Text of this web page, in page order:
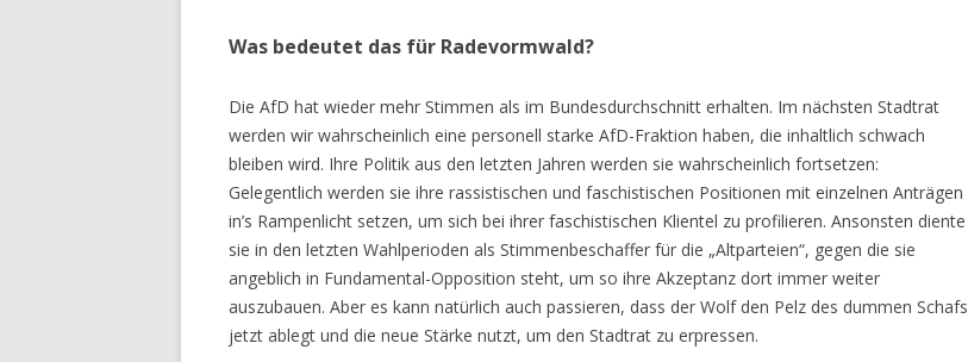
Was bedeutet das für Radevormwald?
Die AfD hat wieder mehr Stimmen als im Bundesdurchschnitt erhalten. Im nächsten Stadtrat
werden wir wahrscheinlich eine personell starke AfD-Fraktion haben, die inhaltlich schwach
bleiben wird. Ihre Politik aus den letzten Jahren werden sie wahrscheinlich fortsetzen:
Gelegentlich werden sie ihre rassistischen und faschistischen Positionen mit einzelnen Anträgen
in’s Rampenlicht setzen, um sich bei ihrer faschistischen Klientel zu profilieren. Ansonsten diente
sie in den letzten Wahlperioden als Stimmenbeschaffer für die „Altparteien“, gegen die sie
angeblich in Fundamental-Opposition steht, um so ihre Akzeptanz dort immer weiter
auszubauen. Aber es kann natürlich auch passieren, dass der Wolf den Pelz des dummen Schafs
jetzt ablegt und die neue Stärke nutzt, um den Stadtrat zu erpressen.